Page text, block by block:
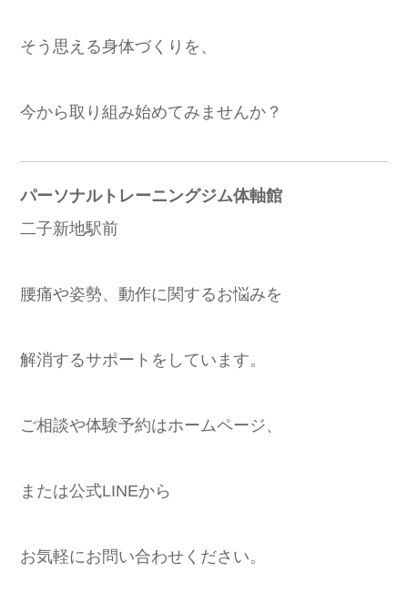
そう思える身体づくりを、
今から取り組み始めてみませんか？
パーソナルトレーニングジム体軸館
二子新地駅前
腰痛や姿勢、動作に関するお悩みを
解消するサポートをしています。
ご相談や体験予約はホームページ、
または公式LINEから
お気軽にお問い合わせください。